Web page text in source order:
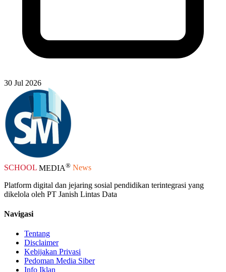
30 Jul 2026
SCHOOL MEDIA® News
Platform digital dan jejaring sosial pendidikan terintegrasi yang
dikelola oleh PT Janish Lintas Data
Navigasi
Tentang
Disclaimer
Kebijakan Privasi
Pedoman Media Siber
Info Iklan